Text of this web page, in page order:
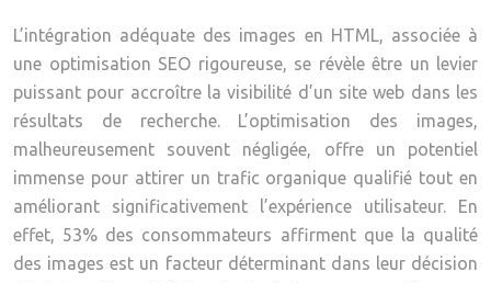
L’intégration adéquate des images en HTML, associée à
une optimisation SEO rigoureuse, se révèle être un levier
puissant pour accroître la visibilité d’un site web dans les
résultats de recherche. L’optimisation des images,
malheureusement souvent négligée, offre un potentiel
immense pour attirer un trafic organique qualifié tout en
améliorant significativement l’expérience utilisateur. En
effet, 53% des consommateurs affirment que la qualité
des images est un facteur déterminant dans leur décision